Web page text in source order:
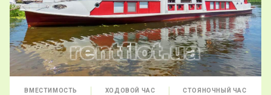
ВМЕСТИМОСТЬ ХОДОВОЙ ЧАС СТОЯНОЧНЫЙ ЧАС